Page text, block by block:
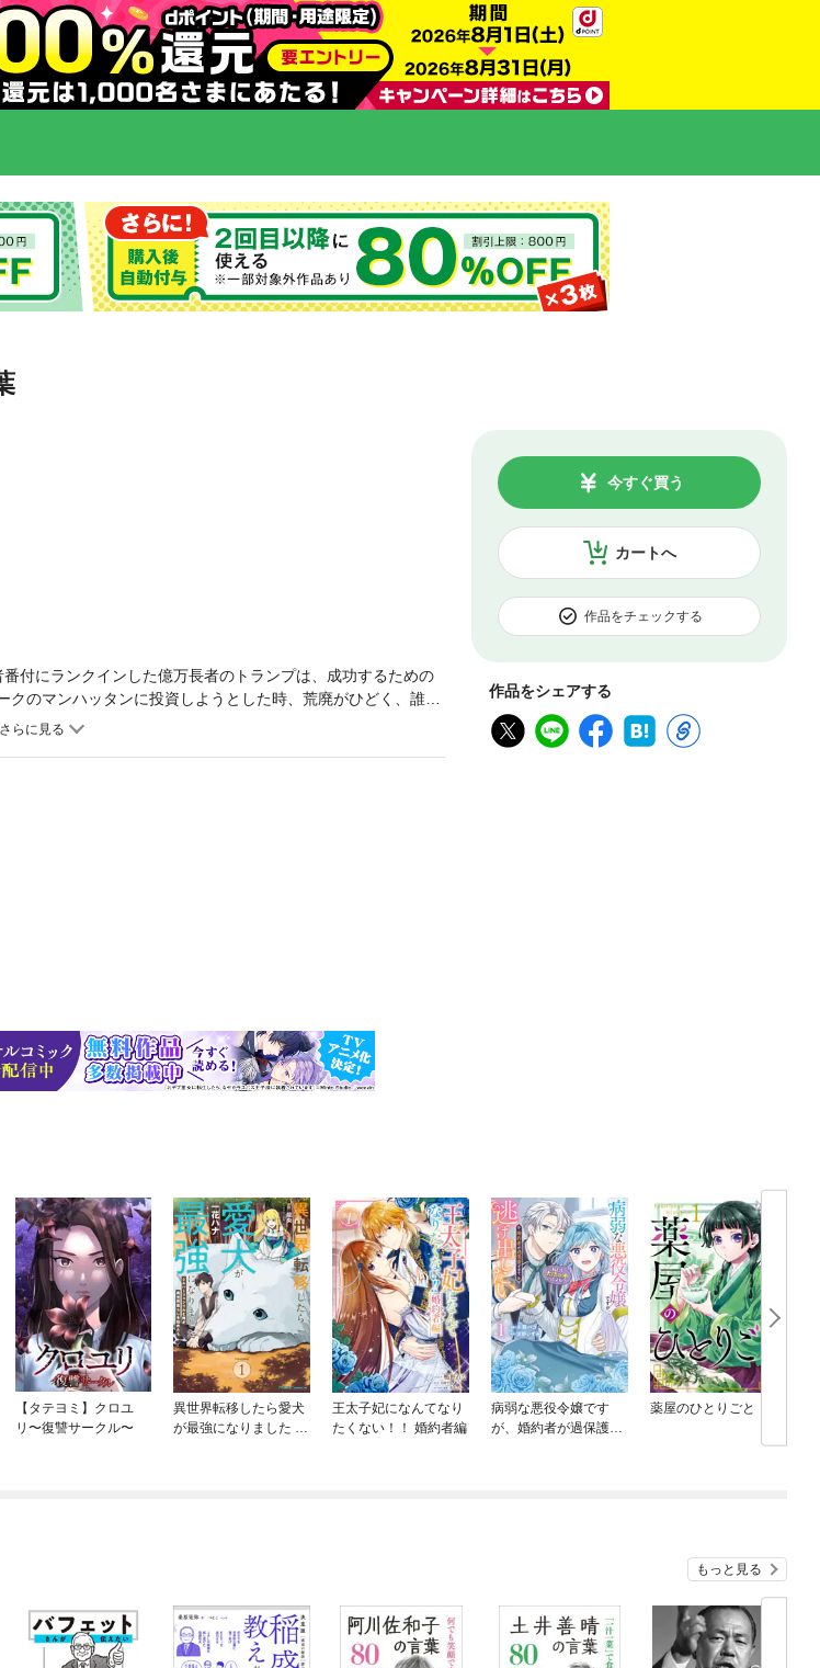
カートへ
今すぐ買う
作品をチェックする
作品をシェアする
付にランクインした億万長者のトランプは、成功するための
のマンハッタンに投資しようとした時、荒廃がひどく、誰も
声に負けず、トランプは大成功を自身の手で成し遂げた。そ
ば、人は決して夢をかなえることはできない」 「成功を望む
たに最初のチャンスを与えるのはあなた自身」 「情熱を注い
【タテヨミ】クロユ
リ〜復讐サークル〜
異世界転移したら愛犬
が最強になりました ～
王太子妃になんてなり
たくない！！ 婚約者編
病弱な悪役令嬢です
が、婚約者が過保護す
薬屋のひとりごと
もっと見る